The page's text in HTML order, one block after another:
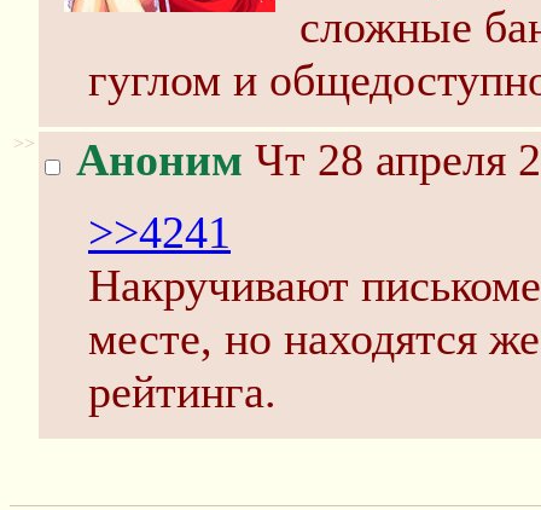
сложные
гуглом и
>> Аноним Чт 28 апреля
>>4241
Накручивают
месте, но находятся
рейтинга.